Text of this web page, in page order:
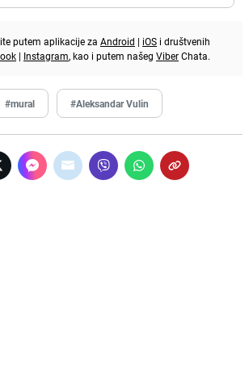
putem aplikacije za Android | iOS i društvenih
| Instagram, kao i putem našeg ViberChata.
#mural #Aleksandar Vulin